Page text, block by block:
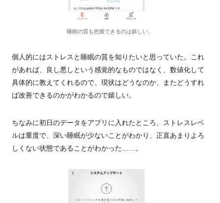
睡眠の質も把握できるのは嬉しい。
個人的にはストレスと睡眠の質を知りたいと思っていた。これ
があれば、良し悪しという感覚的なものではなく、数値化して
具体的に教えてくれるので、現状はどうなのか、またどうすれ
ば改善できるのかがわかるので嬉しい。
ちなみに初日のデータをアプリに入れたところ、ストレスレベ
ルは重度で、深い睡眠が少ないことがわかり、正直あまりよろ
しくない状態であることがわかった……。